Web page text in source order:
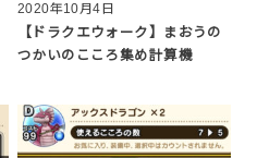
2020年10月4日
【ドラクエウォーク】まおうの
つかいのこころ集め計算機